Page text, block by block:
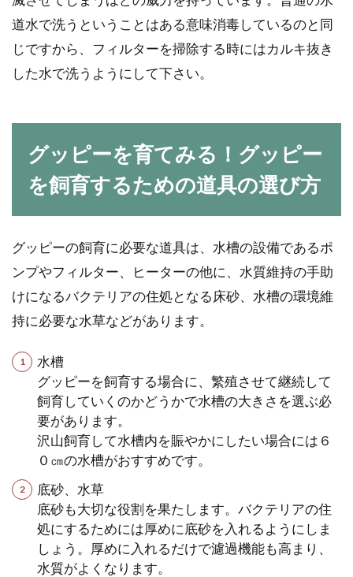
道水で洗うということはある意味消毒しているのと同
じですから、フィルターを掃除する時にはカルキ抜き
した水で洗うようにして下さい。
グッピーを育てみる！グッピー
を飼育するための道具の選び方
グッピーの飼育に必要な道具は、水槽の設備であるポ
ンプやフィルター、ヒーターの他に、水質維持の手助
けになるバクテリアの住処となる床砂、水槽の環境維
持に必要な水草などがあります。
水槽
グッピーを飼育する場合に、繁殖させて継続して
飼育していくのかどうかで水槽の大きさを選ぶ必
要があります。
沢山飼育して水槽内を賑やかにしたい場合には６
０㎝の水槽がおすすめです。
底砂、水草
底砂も大切な役割を果たします。バクテリアの住
処にするためには厚めに底砂を入れるようにしま
しょう。厚めに入れるだけで濾過機能も高まり、
水質がよくなります。